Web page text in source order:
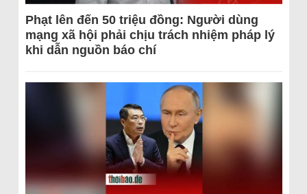
Phạt lên đến 50 triệu đồng: Người dùng
mạng xã hội phải chịu trách nhiệm pháp lý
khi dẫn nguồn báo chí